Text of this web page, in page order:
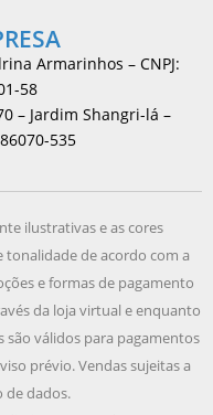
Armarinhos – CNPJ:
58
– Jardim Shangri-lá –
535
ilustrativas e as cores
de acordo com a
e formas de pagamento
da loja virtual e enquanto
válidos para pagamentos
prévio. Vendas sujeitas a
de dados.